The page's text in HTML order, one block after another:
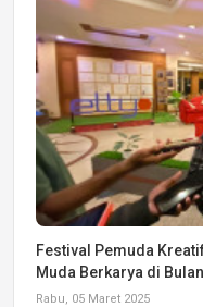
Festival Pemuda
Muda Berkarya di
Rabu, 05 Maret 2025